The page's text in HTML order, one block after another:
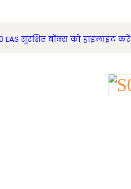
EAS सुरक्षित बॉक्स को हाइलाइट करें